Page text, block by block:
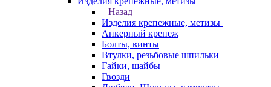
Назад
Изделия крепежные, метизы
Анкерный крепеж
Болты, винты
Втулки, резьбовые шпильки
Гайки, шайбы
Гвозди